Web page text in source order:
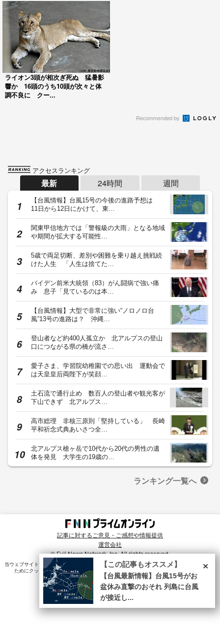
ライオン3頭が相次ぎ死ぬ 猛暑影
響か 16頭のうち10頭が次々と体
調不良に クー...
Recommended by
アクセスランキング
最新 24時間 週間
【台風情報】台風15号の今後の進路予想は
11日から12日にかけて、東…
関東甲信地方では「警報級の大雨」となる地域
や期間が拡大する可能性…
5歳で両足切断、差別や困難を乗り越え挑戦続
けた人生 「人生は捨てた…
バイデン前米大統領（83）がん闘病で強い痛
み 息子「見ているのは本…
【台風情報】大型で非常に強い“ノロノロ台
風”13号の進路は？ 沖縄…
登山者など約400人孤立か 北アルプスの登山
口につながる県の橋が流さ…
愛子さま、学習院幼稚園での思い出 運動会で
は天皇皇后両陛下が笑顔…
土石流で通行止め 数百人の登山者や観光客が
下山できず 北アルプス…
高市総理 非核三原則「堅持している」 長崎
平和祈念式典あいさつ全…
北アルプス槍ヶ岳で10代から20代の男性の遺
体を発見 大学生の19歳の…
ランキング一覧へ
記事に対するご意見・ご感想や情報提供
運営会社
© Fuji News Network, Inc. All rights reserved.
当ウェブサイトでは、ユーザのニーズ・興味・関⼼に合致したコンテンツや広告配信を提供する
ためにクッキーを使⽤しています。詳細は、プライバシーポリシー をご確認ください。×
【この記事もオススメ】
【台風最新情報】台風15号がお
盆休み直撃のおそれ 列島に台風
が接近し...